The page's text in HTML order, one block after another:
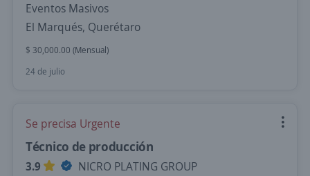
Eventos Masivos
El Marqués, Querétaro
$ 30,000.00 (Mensual)
24 de julio
Se precisa Urgente
Técnico de producción
3.9
NICRO PLATING GROUP